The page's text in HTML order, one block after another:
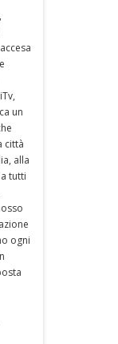
un
città
alla
tutti
ogni